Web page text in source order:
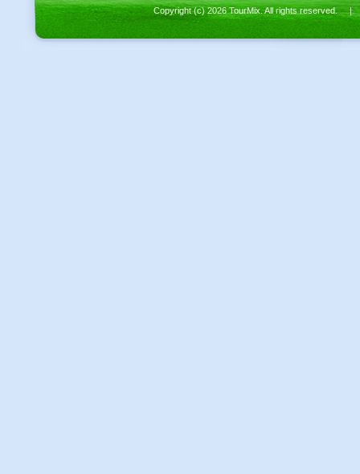
Copyright (c) 2026 TourMix. All rights